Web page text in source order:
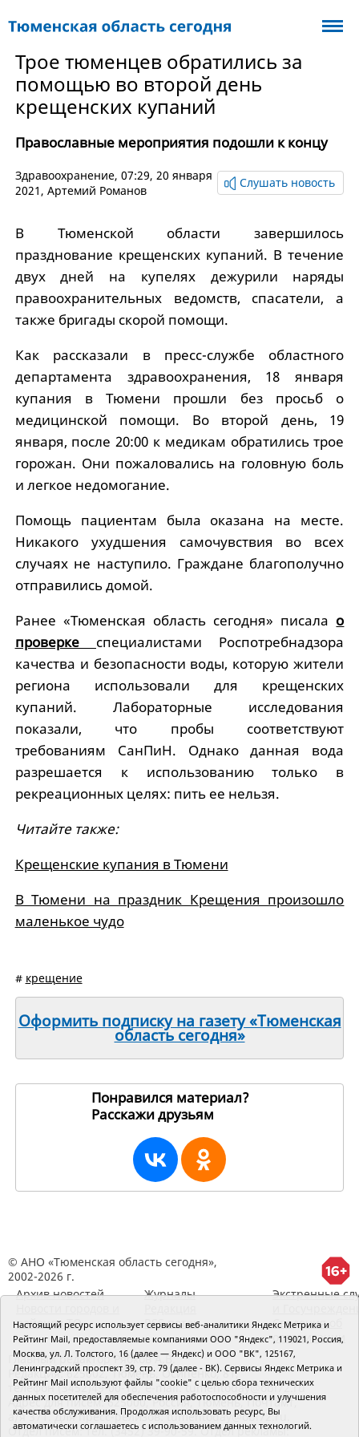
Трое тюменцев обратились за
помощью во второй день
крещенских купаний
Православные мероприятия подошли к концу
Здравоохранение, 07:29, 20 января
2021, Артемий Романов
Слушать новость
В Тюменской области завершилось
празднование крещенских купаний. В течение
двух дней на купелях дежурили наряды
правоохранительных ведомств, спасатели, а
также бригады скорой помощи.
Как рассказали в пресс-службе областного
департамента здравоохранения, 18 января
купания в Тюмени прошли без просьб о
медицинской помощи. Во второй день, 19
января, после 20:00 к медикам обратились трое
горожан. Они пожаловались на головную боль
и легкое недомогание.
Помощь пациентам была оказана на месте.
Никакого ухудшения самочувствия во всех
случаях не наступило. Граждане благополучно
отправились домой.
Ранее «Тюменская область сегодня» писала о
проверке специалистами Роспотребнадзора
качества и безопасности воды, которую жители
региона использовали для крещенских
купаний. Лабораторные исследования
показали, что пробы соответствуют
требованиям СанПиН. Однако данная вода
разрешается к использованию только в
рекреационных целях: пить ее нельзя.
Читайте также:
Крещенские купания в Тюмени
В Тюмени на праздник Крещения произошло
маленькое чудо
# крещение
Оформить подписку на газету «Тюменская
область сегодня»
Понравился материал?
Расскажи друзьям
© АНО «Тюменская область сегодня»,
2002-2026 г.
Архив новостей
районов ТО
Журналы
RSS поток
Экстренные
Сведения об
организации
Главный редактор Рябков А.В.
Редакция: 625002, Тюмень, Осипенко, 81,
телефон (3452)49-00-18, e-mail: tumentoday@obl72.ru
Адрес для писем: 625000, Россия, Тюмень, Почтамт,
а/я 371. Для пресс-релизов: tumentoday@obl72.ru.
Отдел писем: тел. (3452) 39-90-59. Отдел рекламы:
Настоящий ресурс использует сервисы веб-аналитики Яндекс Метрика и
Рейтинг Mail, предоставляемые компаниями ООО "Яндекс", 119021, Россия,
Москва, ул. Л. Толстого, 16 (далее — Яндекс) и ООО "ВК", 125167,
Ленинградский проспект 39, стр. 79 (далее - ВК). Сервисы Яндекс Метрика и
Рейтинг Mail используют файлы "cookie" с целью сбора технических
данных посетителей для обеспечения работоспособности и улучшения
качества обслуживания. Продолжая использовать ресурс, Вы
автоматически соглашаетесь с использованием данных технологий.